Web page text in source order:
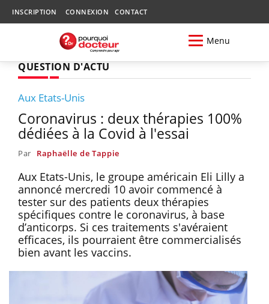
INSCRIPTION CONNEXION CONTACT
Menu
QUESTION D'ACTU
Aux Etats-Unis
Coronavirus : deux thérapies 100%
dédiées à la Covid à l'essai
Par Raphaëlle de Tappie
Aux Etats-Unis, le groupe américain Eli Lilly a
annoncé mercredi 10 avoir commencé à
tester sur des patients deux thérapies
spécifiques contre le coronavirus, à base
d’anticorps. Si ces traitements s'avéraient
efficaces, ils pourraient être commercialisés
bien avant les vaccins.